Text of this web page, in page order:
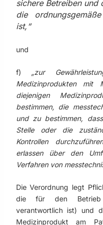
sichere Betreiben und
die
ist,“
und
f) „zur
Medizinprodukten mit
diejenigen
bestimmen, die
und zu bestimmen,
Stelle oder die
Kontrollen
erlassen über den
Verfahren von
Die Verordnung legt
die für den Betrieb
verantwortlich ist) und
Medizinprodukt am